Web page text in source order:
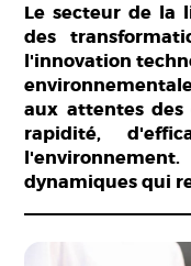
Le secteur de la
des
l'innovation
aux attentes des
rapidité,
dynamiques qui